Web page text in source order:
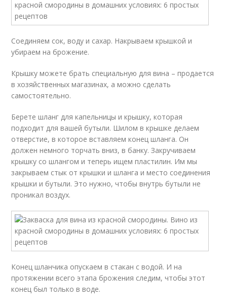
Соединяем сок, воду и сахар. Накрываем крышкой и
убираем на брожение.
Крышку можете брать специальную для вина – продается
в хозяйственных магазинах, а можно сделать
самостоятельно.
Берете шланг для капельницы и крышку, которая
подходит для вашей бутыли. Шилом в крышке делаем
отверстие, в которое вставляем конец шланга. Он
должен немного торчать вниз, в банку. Закручиваем
крышку со шлангом и теперь ищем пластилин. Им мы
закрываем стык от крышки и шланга и место соединения
крышки и бутыли. Это нужно, чтобы внутрь бутыли не
проникал воздух.
Конец шланчика опускаем в стакан с водой. И на
протяжении всего этапа брожения следим, чтобы этот
конец был только в воде.